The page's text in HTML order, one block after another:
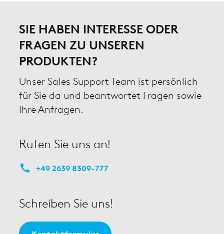
SIE HABEN INTERESSE ODER
FRAGEN ZU UNSEREN
PRODUKTEN?
Unser Sales Support Team ist persönlich
für Sie da und beantwortet Fragen sowie
Ihre Anfragen.
Rufen Sie uns an!
+49 2639 8309-777
Schreiben Sie uns!